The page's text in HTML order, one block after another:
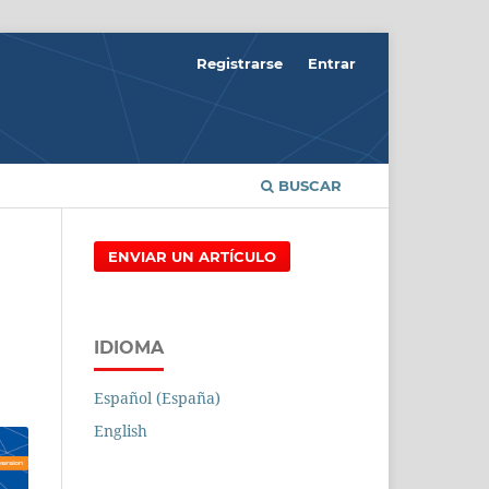
BUSCAR
Registrarse Entrar
ENVIAR UN ARTÍCULO
IDIOMA
Español (España)
English